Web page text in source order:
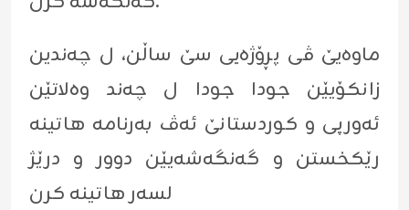
ماوەیێ ڤی پڕۆژەیی سێ ساڵن، ل چه‌ندین
زانكۆیێن جودا جودا ل چه‌ند وه‌لاتێن
ئه‌ورپى و كوردستانێ ئه‌ڤ به‌رنامه‌ هاتینه‌
رێكخستن و گه‌نگه‌شه‌یێن دوور و درێژ
لسه‌ر هاتینه‌ كرن